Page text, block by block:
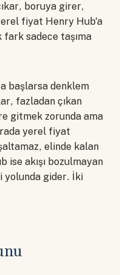
boruya girer,
fiyat Henry Hub'a
fark sadece taşıma
başlarsa denklem
fazladan çıkan
gitmek zorunda ama
yerel fiyat
elinde kalan
ise akışı bozulmayan
yolunda gider. İki